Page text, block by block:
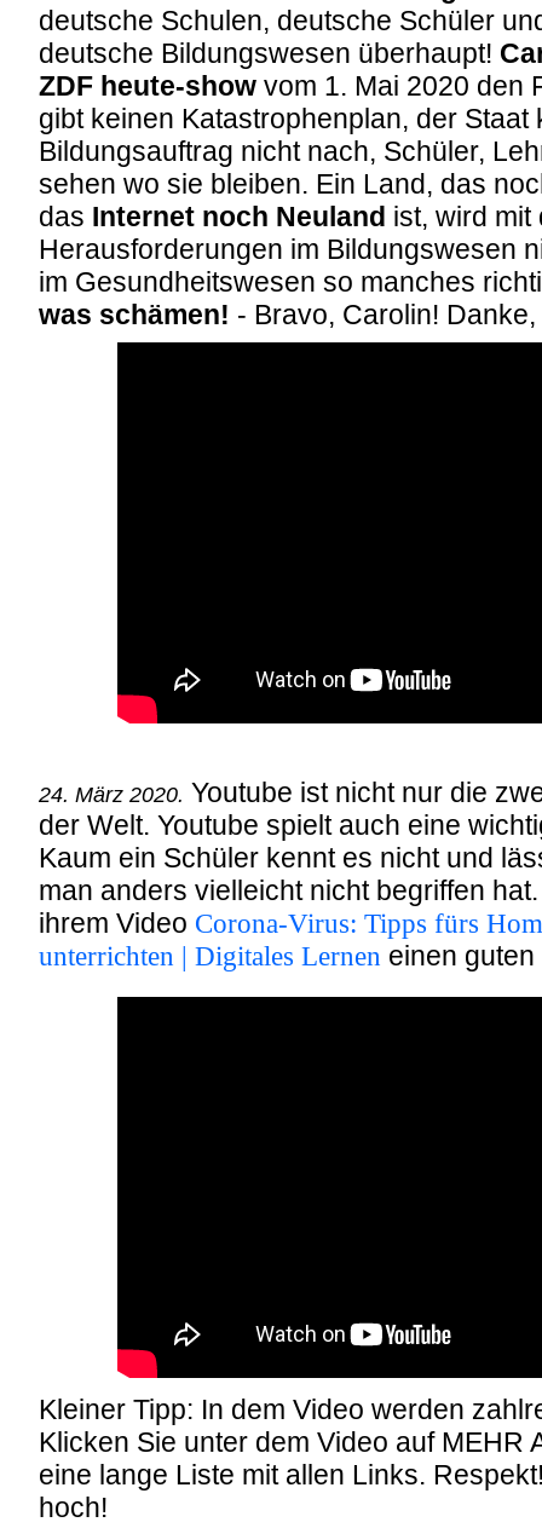
deutsche Schulen, deutsche Schüler
deutsche Bildungswesen überhaupt!
ZDF heute-show vom 1. Mai 2020 den
gibt keinen Katastrophenplan, der Staat
Bildungsauftrag nicht nach, Schüler,
sehen wo sie bleiben. Ein Land, das
das Internet noch Neuland ist, wird mit
Herausforderungen im Bildungswesen
im Gesundheitswesen so manches
was schämen! - Bravo, Carolin!
24. März 2020. Youtube ist nicht nur die
der Welt. Youtube spielt auch eine
Kaum ein Schüler kennt es nicht und
man anders vielleicht nicht begriffen
ihrem Video Corona-Virus: Tipps fürs
unterrichten | Digitales Lernen einen
Kleiner Tipp: In dem Video werden
Klicken Sie unter dem Video auf MEHR
eine lange Liste mit allen Links.
hoch!